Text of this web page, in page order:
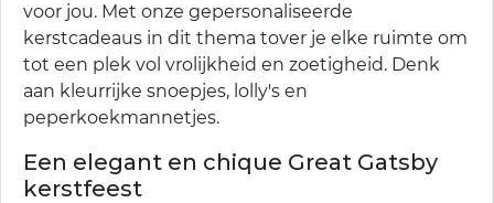
voor jou. Met onze gepersonaliseerde
kerstcadeaus in dit thema tover je elke ruimte om
tot een plek vol vrolijkheid en zoetigheid. Denk
aan kleurrijke snoepjes, lolly's en
peperkoekmannetjes.
Een elegant en chique Great Gatsby
kerstfeest